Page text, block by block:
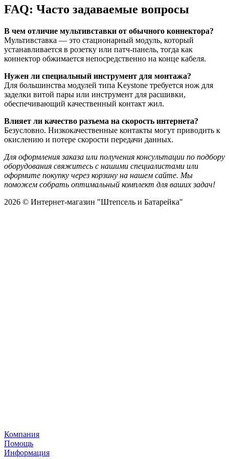
FAQ: Часто задаваемые вопросы
В чем отличие мультивставки от обычного коннектора?
Мультивставка — это стационарный модуль, который
устанавливается в розетку или патч-панель, тогда как
коннектор обжимается непосредственно на конце кабеля.
Нужен ли специальный инструмент для монтажа?
Для большинства модулей типа Keystone требуется нож для
заделки витой пары или инструмент для расшивки,
обеспечивающий качественный контакт жил.
Влияет ли качество разъема на скорость интернета?
Безусловно. Низкокачественные контакты могут приводить к
окислению и потере скорости передачи данных.
Для оформления заказа или получения консультации по подбору
оборудования свяжитесь с нашими специалистами или
оформите покупку через корзину на нашем сайте. Мы
поможем собрать оптимальный комплект для ваших задач!
2026 © Интернет-магазин "Штепсель и Батарейка"
Компания
Помощь
Информация